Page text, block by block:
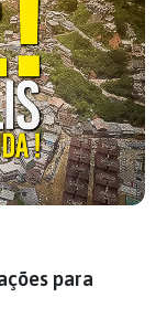
para